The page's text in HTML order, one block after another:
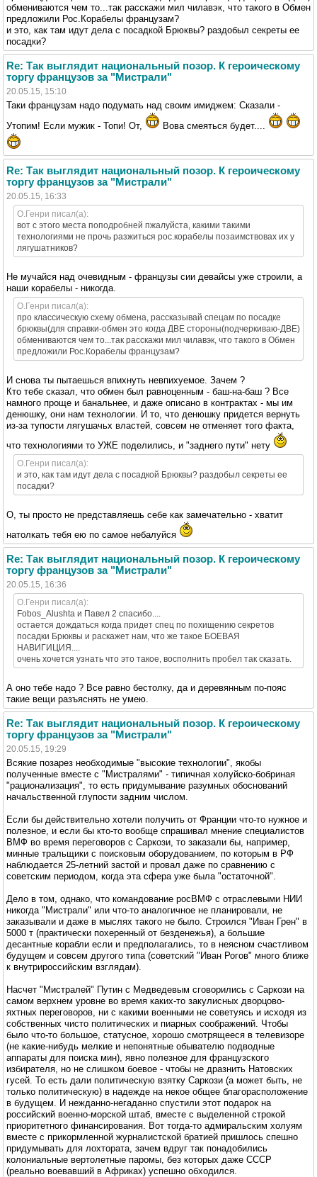
обмениваются чем то...так расскажи мил чилавэк, что такого в Обмен
предложили Рос.Корабелы французам?
и это, как там идут дела с посадкой Брюквы? раздобыл секреты ее
посадки?
Re: Так выглядит национальный позор. К героическому
торгу французов за "Мистрали"
20.05.15, 15:10
Таки французам надо подумать над своим имиджем: Сказали -
Утопим! Если мужик - Топи! От,
Вова смеяться будет....
Re: Так выглядит национальный позор. К героическому
торгу французов за "Мистрали"
20.05.15, 16:33
O.Генри писал(а):
вот с этого места поподробней пжалуйста, какими такими
технологиями не прочь разжиться рос.корабелы позаимствовах их у
лягушатников?
Не мучайся над очевидным - французы сии девайсы уже строили, а
наши корабелы - никогда.
O.Генри писал(а):
про классическую схему обмена, рассказывай спецам по посадке
брюквы(для справки-обмен это когда ДВЕ стороны(подчеркиваю-ДВЕ)
обмениваются чем то...так расскажи мил чилавэк, что такого в Обмен
предложили Рос.Корабелы французам?
И снова ты пытаешься впихнуть невпихуемое. Зачем ?
Кто тебе сказал, что обмен был равноценным - баш-на-баш ? Все
намного проще и банальнее, и даже описано в контрактах - мы им
денюшку, они нам технологии. И то, что денюшку придется вернуть
из-за тупости лягушачьх властей, совсем не отменяет того факта,
что технологиями то УЖЕ поделились, и "заднего пути" нету
O.Генри писал(а):
и это, как там идут дела с посадкой Брюквы? раздобыл секреты ее
посадки?
О, ты просто не представляешь себе как замечательно - хватит
натолкать тебя ею по самое небалуйся
Re: Так выглядит национальный позор. К героическому
торгу французов за "Мистрали"
20.05.15, 16:36
O.Генри писал(а):
Fobos_Alushta и Павел 2 спасибо....
остается дождаться когда придет спец по похищению секретов
посадки Брюквы и раскажет нам, что же такое БОЕВАЯ
НАВИГИЦИЯ....
очень хочется узнать что это такое, восполнить пробел так сказать.
А оно тебе надо ? Все равно бестолку, да и деревянным по-пояс
такие вещи разъяснять не умею.
Re: Так выглядит национальный позор. К героическому
торгу французов за "Мистрали"
20.05.15, 19:29
Всякие позарез необходимые "высокие технологии", якобы
полученные вместе с "Мистралями" - типичная холуйско-бобриная
"рационализация", то есть придумывание разумных обоснований
начальственной глупости задним числом.
Если бы действительно хотели получить от Франции что-то нужное и
полезное, и если бы кто-то вообще спрашивал мнение специалистов
ВМФ во время переговоров с Саркози, то заказали бы, например,
минные тральщики с поисковым оборудованием, по которым в РФ
наблюдается 25-летний застой и провал даже по сравнению с
советским периодом, когда эта сфера уже была "остаточной".
Дело в том, однако, что командование росВМФ с отраслевыми НИИ
никогда "Мистрали" или что-то аналогичное не планировали, не
заказывали и даже в мыслях такого не было. Строился "Иван Грен" в
5000 т (практически похеренный от безденежья), а большие
десантные корабли если и предполагались, то в неясном счастливом
будущем и совсем другого типа (советский "Иван Рогов" много ближе
к внутрироссийским взглядам).
Насчет "Мистралей" Путин с Медведевым сговорились с Саркози на
самом верхнем уровне во время каких-то закулисных дворцово-
яхтных переговоров, ни с какими военными не советуясь и исходя из
собственных чисто политических и пиарных соображений. Чтобы
было что-то большое, статусное, хорошо смотрящееся в телевизоре
(не какие-нибудь мелкие и непонятные обывателю подводные
аппараты для поиска мин), явно полезное для французского
избирателя, но не слишком боевое - чтобы не дразнить Натовских
гусей. То есть дали политическую взятку Саркози (а может быть, не
только политическую) в надежде на некое общее благорасположение
в будущем. И нежданно-негаданно спустили этот подарок на
российский военно-морской штаб, вместе с выделенной строкой
приоритетного финансирования. Вот тогда-то адмиральским холуям
вместе с прикормленной журналистской братией пришлось спешно
придумывать для лохтората, зачем вдруг так понадобились
колониальные вертолетные паромы, без которых даже СССР
(реально воевавший в Африках) успешно обходился.